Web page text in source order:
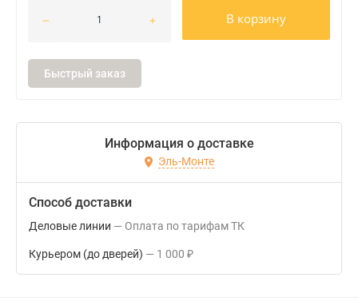
В корзину
Быстрый заказ
Информация о доставке
Эль-Монте
Способ доставки
Деловые линии Оплата по тарифам ТК
Курьером (до дверей) 1 000 ₽